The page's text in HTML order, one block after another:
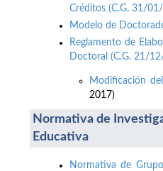
Créditos (C.G. 31/
Modelo de
Reglamento de
Doctoral (C.G. 21/
Modificación
2017)
Normativa de
Educativa
Normativa de